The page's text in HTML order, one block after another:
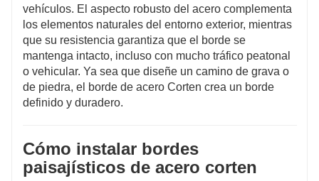
vehículos. El aspecto robusto del acero complementa
los elementos naturales del entorno exterior, mientras
que su resistencia garantiza que el borde se
mantenga intacto, incluso con mucho tráfico peatonal
o vehicular. Ya sea que diseñe un camino de grava o
de piedra, el borde de acero Corten crea un borde
definido y duradero.
Cómo instalar bordes
paisajísticos de acero corten